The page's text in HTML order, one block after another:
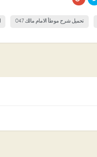
تحميل شرح موطأ الامام مالك 047